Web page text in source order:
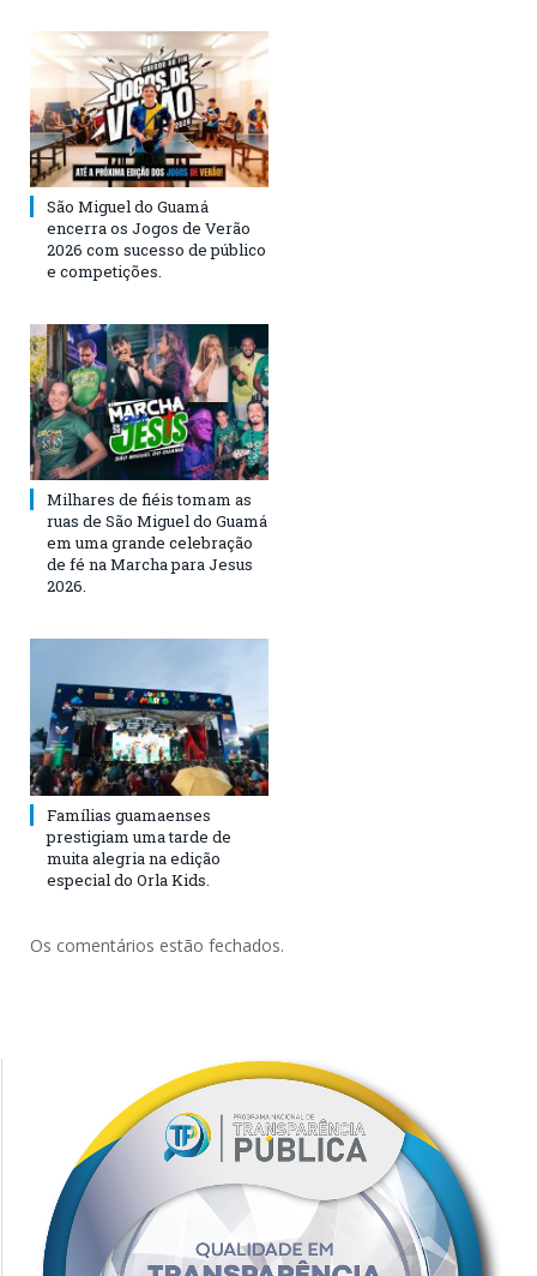
São Miguel do Guamá
encerra os Jogos de Verão
2026 com sucesso de público
e competições.
Milhares de fiéis tomam as
ruas de São Miguel do Guamá
em uma grande celebração
de fé na Marcha para Jesus
2026.
Famílias guamaenses
prestigiam uma tarde de
muita alegria na edição
especial do Orla Kids.
Os comentários estão fechados.